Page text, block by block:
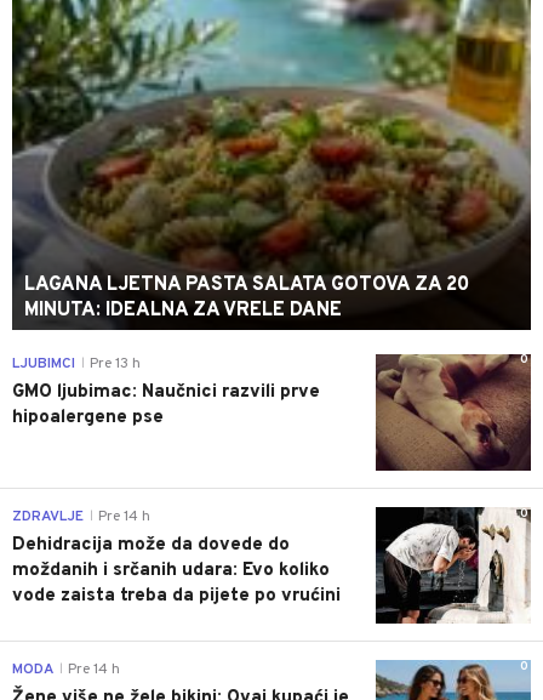
LAGANA LJETNA PASTA SALATA GOTOVA ZA 20
MINUTA: IDEALNA ZA VRELE DANE
0
LJUBIMCI Pre 13 h
GMO ljubimac: Naučnici razvili prve
hipoalergene pse
0
ZDRAVLJE Pre 14 h
Dehidracija može da dovede do
moždanih i srčanih udara: Evo koliko
vode zaista treba da pijete po vrućini
0
MODA Pre 14 h